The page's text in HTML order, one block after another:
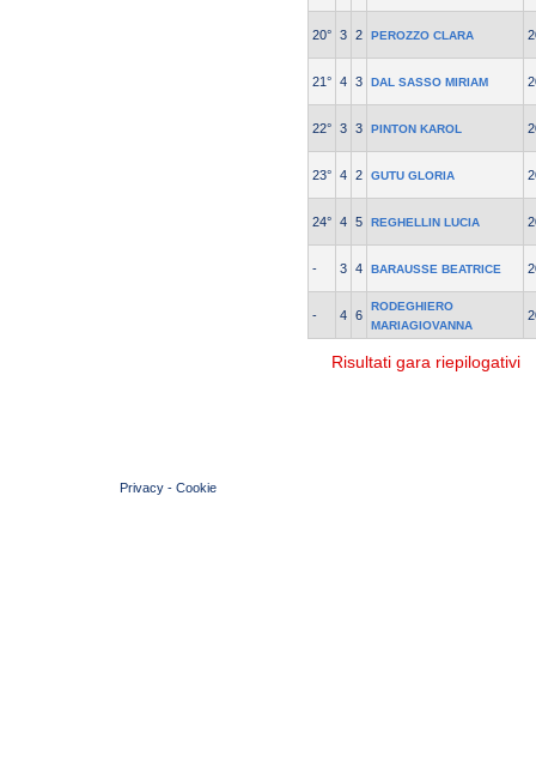
20° 3 2 PEROZZO CLARA
21° 4 3 DAL SASSO MIRIAM
22° 3 3 PINTON KAROL
23° 4 2 GUTU GLORIA
24° 4 5 REGHELLIN LUCIA
- 3 4 BARAUSSE BEATRICE
- 4 6
RODEGHIERO
MARIAGIOVANNA
Risultati gara riepilogativi
Privacy - Cookie